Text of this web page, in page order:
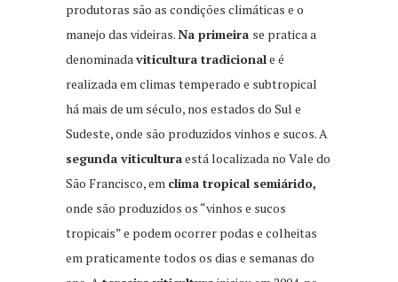
produtoras são as condições climáticas e o
manejo das videiras.Na primeira se pratica a
denominadaviticultura tradicionale é
realizada em climas temperado e subtropical
há mais de um século, nos estados do Sul e
Sudeste, onde são produzidos vinhos e sucos. A
segunda viticulturaestá localizada no Vale do
São Francisco, em clima tropical semiárido,
onde são produzidos os “vinhos e sucos
tropicais” e podem ocorrer podas e colheitas
em praticamente todos os dias e semanas do